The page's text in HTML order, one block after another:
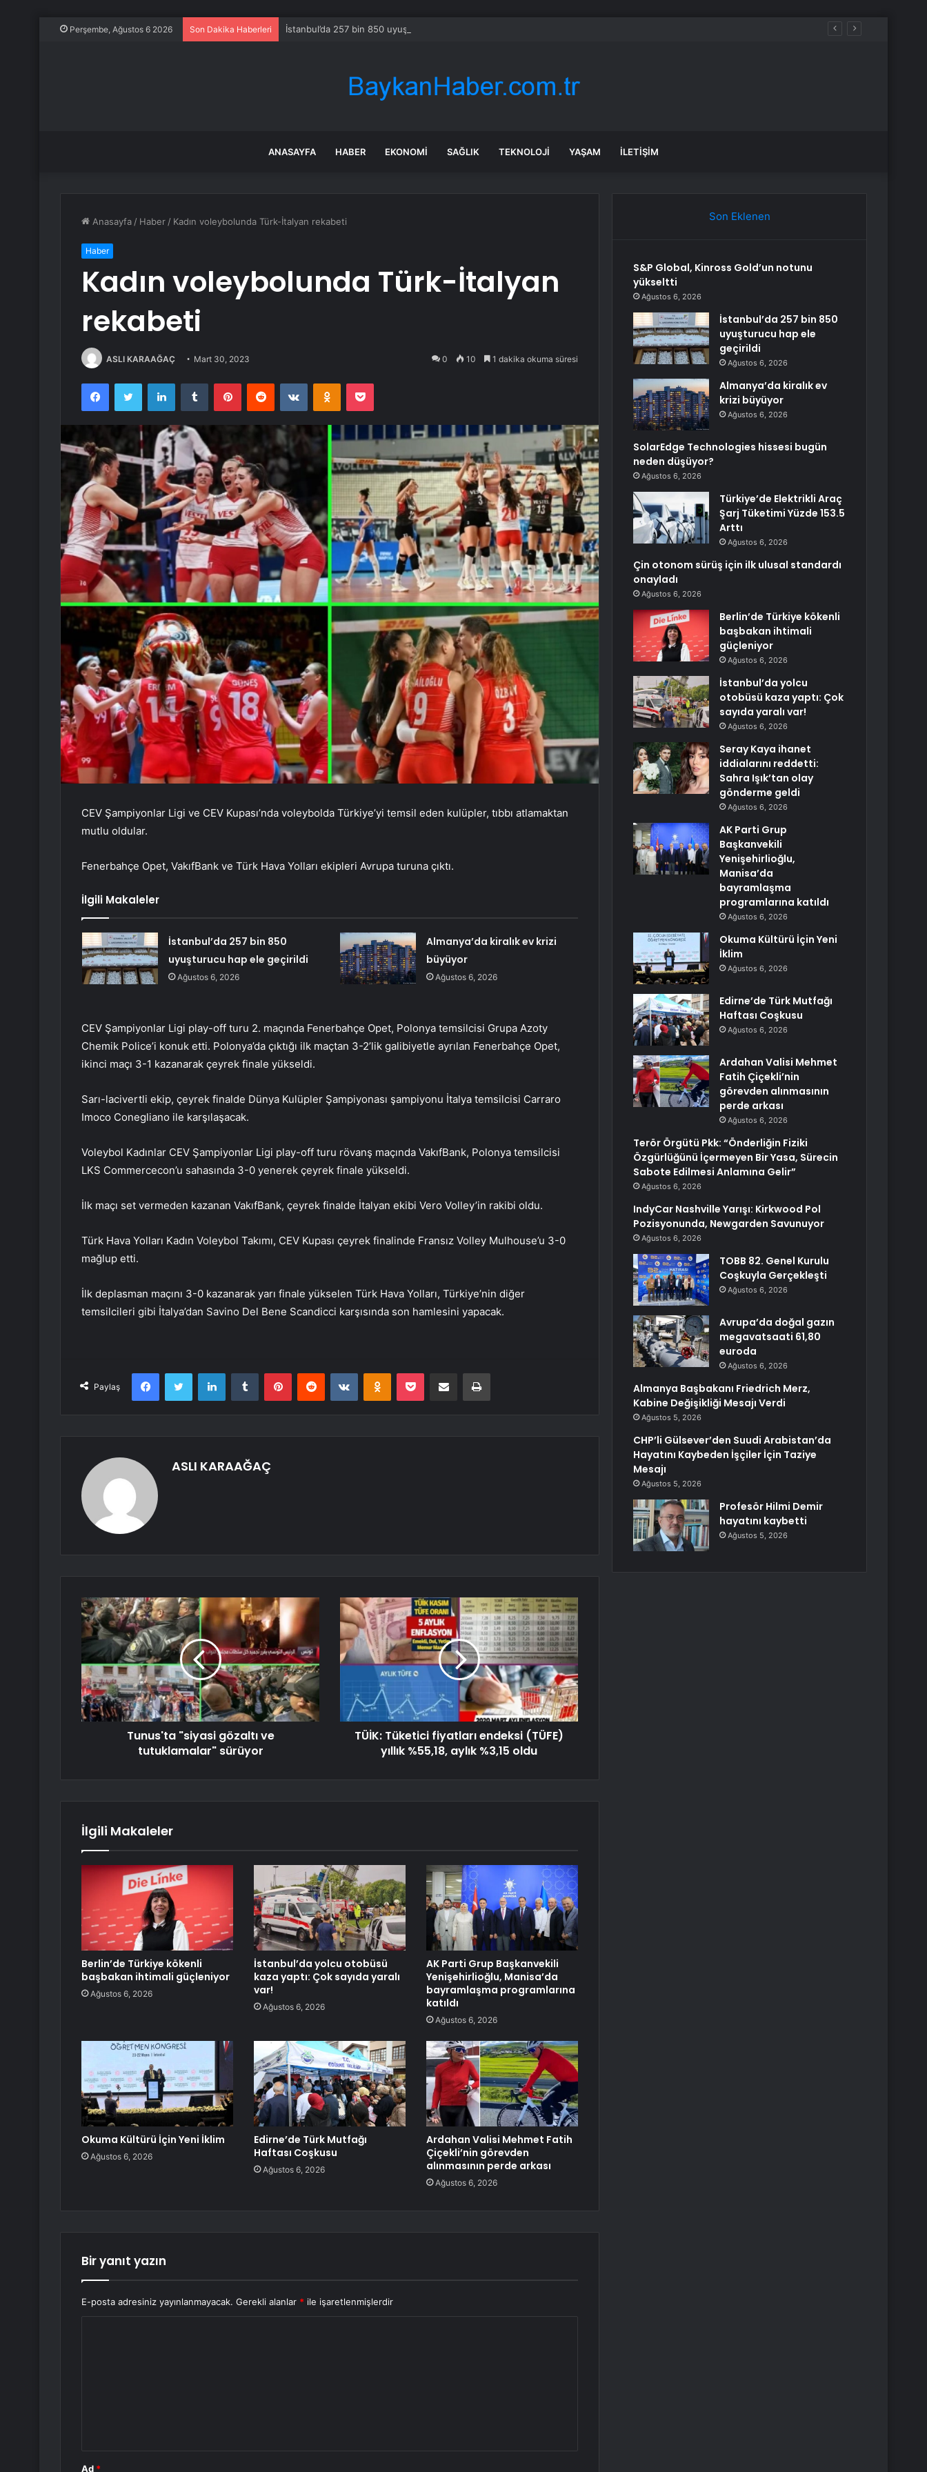
Perşembe, Ağustos 6 2026 Son Dakika Haberleri İstanbul’da 257 bin 850 uyuşturucu hap ele geçirildi
ANASAYFA HABER EKONOMI SAĞLIK TEKNOLOJI YAŞAM İLETIŞIM
Anasayfa / Haber / Kadın voleybolunda Türk-İtalyan rekabeti
Haber
Kadın voleybolunda Türk-İtalyan
rekabeti
ASLI KARAAĞAÇ Mart 30, 2023 0 10 1 dakika okuma süresi
FacebookTwitter LinkedInTumblr PinterestReddit VKontakteOdnoklassniki
Pocket
CEV Şampiyonlar Ligi ve CEV Kupası’nda voleybolda Türkiye’yi temsil eden kulüpler, tıbbı atlamaktan
mutlu oldular.
Fenerbahçe Opet, VakıfBank ve Türk Hava Yolları ekipleri Avrupa turuna çıktı.
İlgili Makaleler
İstanbul’da 257 bin 850
uyuşturucu hap ele geçirildi
Ağustos 6, 2026
Almanya’da kiralık ev krizi
büyüyor
Ağustos 6, 2026
CEV Şampiyonlar Ligi play-off turu 2. maçında Fenerbahçe Opet, Polonya temsilcisi Grupa Azoty
Chemik Police’i konuk etti. Polonya’da çıktığı ilk maçtan 3-2’lik galibiyetle ayrılan Fenerbahçe Opet,
ikinci maçı 3-1 kazanarak çeyrek finale yükseldi.
Sarı-lacivertli ekip, çeyrek finalde Dünya Kulüpler Şampiyonası şampiyonu İtalya temsilcisi Carraro
Imoco Conegliano ile karşılaşacak.
Voleybol Kadınlar CEV Şampiyonlar Ligi play-off turu rövanş maçında VakıfBank, Polonya temsilcisi
LKS Commercecon’u sahasında 3-0 yenerek çeyrek finale yükseldi.
İlk maçı set vermeden kazanan VakıfBank, çeyrek finalde İtalyan ekibi Vero Volley’in rakibi oldu.
Türk Hava Yolları Kadın Voleybol Takımı, CEV Kupası çeyrek finalinde Fransız Volley Mulhouse’u 3-0
mağlup etti.
İlk deplasman maçını 3-0 kazanarak yarı finale yükselen Türk Hava Yolları, Türkiye’nin diğer
temsilcileri gibi İtalya’dan Savino Del Bene Scandicci karşısında son hamlesini yapacak.
Paylaş
FacebookTwitter LinkedInTumblr PinterestReddit VKontakteOdnoklassniki
Pocket E-Posta ile paylaş Yazdır
ASLI KARAAĞAÇ
Tunus'ta "siyasi gözaltı ve
tutuklamalar" sürüyor
TÜİK: Tüketici fiyatları endeksi (TÜFE)
yıllık %55,18, aylık %3,15 oldu
İlgili Makaleler
Berlin’de Türkiye kökenli
başbakan ihtimali güçleniyor
Ağustos 6, 2026
İstanbul’da yolcu otobüsü
kaza yaptı: Çok sayıda yaralı
var!
Ağustos 6, 2026
AK Parti Grup Başkanvekili
Yenişehirlioğlu, Manisa’da
bayramlaşma programlarına
katıldı
Ağustos 6, 2026
Okuma Kültürü İçin Yeni İklim
Ağustos 6, 2026
Edirne’de Türk Mutfağı
Haftası Coşkusu
Ağustos 6, 2026
Ardahan Valisi Mehmet Fatih
Çiçekli’nin görevden
alınmasının perde arkası
Ağustos 6, 2026
Bir yanıt yazın
E-posta adresiniz yayınlanmayacak. Gerekli alanlar * ile işaretlenmişlerdir
Ad *
Son Eklenen
S&P Global, Kinross Gold’un notunu
yükseltti
Ağustos 6, 2026
İstanbul’da 257 bin 850
uyuşturucu hap ele
geçirildi
Ağustos 6, 2026
Almanya’da kiralık ev
krizi büyüyor
Ağustos 6, 2026
SolarEdge Technologies hissesi bugün
neden düşüyor?
Ağustos 6, 2026
Türkiye’de Elektrikli Araç
Şarj Tüketimi Yüzde 153.5
Arttı
Ağustos 6, 2026
Çin otonom sürüş için ilk ulusal standardı
onayladı
Ağustos 6, 2026
Berlin’de Türkiye kökenli
başbakan ihtimali
güçleniyor
Ağustos 6, 2026
İstanbul’da yolcu
otobüsü kaza yaptı: Çok
sayıda yaralı var!
Ağustos 6, 2026
Seray Kaya ihanet
iddialarını reddetti:
Sahra Işık’tan olay
gönderme geldi
Ağustos 6, 2026
AK Parti Grup
Başkanvekili
Yenişehirlioğlu,
Manisa’da
bayramlaşma
programlarına katıldı
Ağustos 6, 2026
Okuma Kültürü İçin Yeni
İklim
Ağustos 6, 2026
Edirne’de Türk Mutfağı
Haftası Coşkusu
Ağustos 6, 2026
Ardahan Valisi Mehmet
Fatih Çiçekli’nin
görevden alınmasının
perde arkası
Ağustos 6, 2026
Terör Örgütü Pkk: “Önderliğin Fiziki
Özgürlüğünü İçermeyen Bir Yasa, Sürecin
Sabote Edilmesi Anlamına Gelir”
Ağustos 6, 2026
IndyCar Nashville Yarışı: Kirkwood Pol
Pozisyonunda, Newgarden Savunuyor
Ağustos 6, 2026
TOBB 82. Genel Kurulu
Coşkuyla Gerçekleşti
Ağustos 6, 2026
Avrupa’da doğal gazın
megavatsaati 61,80
euroda
Ağustos 6, 2026
Almanya Başbakanı Friedrich Merz,
Kabine Değişikliği Mesajı Verdi
Ağustos 5, 2026
CHP’li Gülsever’den Suudi Arabistan’da
Hayatını Kaybeden İşçiler İçin Taziye
Mesajı
Ağustos 5, 2026
Profesör Hilmi Demir
hayatını kaybetti
Ağustos 5, 2026